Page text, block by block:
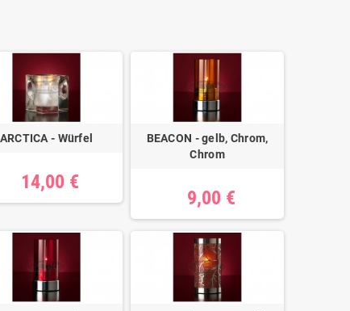
ARCTICA - Würfel
14,00 €
BEACON - gelb, Chrom,
Chrom
9,00 €